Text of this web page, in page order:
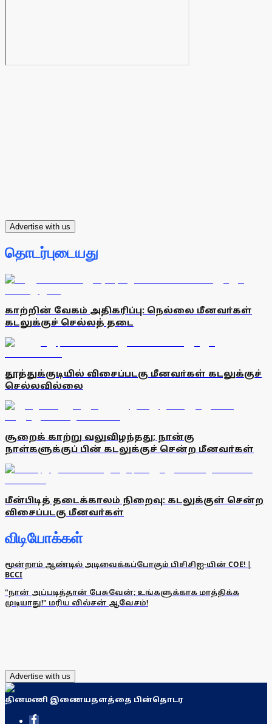
Advertise with us
தொடர்புடையது
காற்றின் வேகம் அதிகரிப்பு: நெல்லை மீனவா்கள்
கடலுக்குச் செல்லத் தடை
தூத்துக்குடியில் விசைப்படகு மீனவா்கள் கடலுக்குச்
செல்லவில்லை
சூறைக் காற்று வலுவிழந்தது; நான்கு
நாள்களுக்குப் பின் கடலுக்குச் சென்ற மீனவா்கள்
மீன்பிடித் தடைக்காலம் நிறைவு: கடலுக்குள் சென்ற
விசைப்படகு மீனவா்கள்
விடியோக்கள்
மூன்றாம் ஆண்டில் அடிவைக்கப்போகும் பிசிசிஐ-யின் COE! |
BCCI
"நான் அப்படித்தான் பேசுவேன்; உங்களுக்காக மாத்திக்க
முடியாது!" மரிய வில்சன் ஆவேசம்!
Advertise with us
தினமணி இணையதளத்தை பின்தொடர